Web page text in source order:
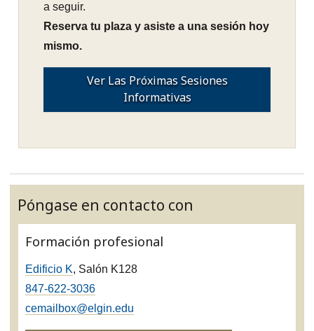
a seguir.
Reserva tu plaza y asiste a una sesión hoy
mismo.
Ver Las Próximas Sesiones
Informativas
Póngase en contacto con
Formación profesional
Edificio K, Salón K128
847-622-3036
cemailbox@elgin.edu